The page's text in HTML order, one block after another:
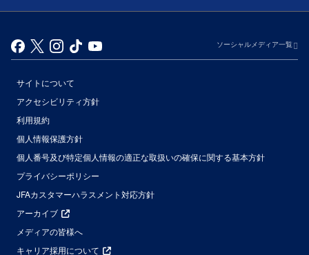
ソーシャルメディア一覧
サイトについて
アクセシビリティ方針
利用規約
個人情報保護方針
個人番号及び特定個人情報の適正な取扱いの確保に関する基本方針
プライバシーポリシー
JFAカスタマーハラスメント対応方針
アーカイブ
メディアの皆様へ
キャリア採用について